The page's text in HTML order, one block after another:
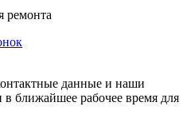
ремонта
данные и наши
ближайшее рабочее время для